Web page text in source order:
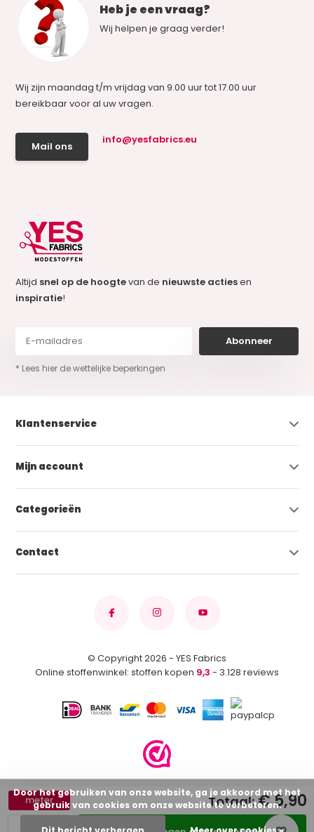
meter Totaal:€ 5,90
Heb je een vraag?
Wij helpen je graag verder!
Wij zijn maandag t/m vrijdag van 9.00 uur tot 17.00 uur
bereikbaar voor al uw vragen.
Mail ons
info@yesfabrics.eu
Altijd snel op de hoogtevan de nieuwste actiesen
inspiratie!
Abonneer
* Lees hier de wettelijke beperkingen
Klantenservice
Mijn account
Categorieën
Contact
© Copyright 2026 - YES Fabrics
Online stoffenwinkel: stoffen kopen 9,3 - 3.128 reviews
Door het gebruiken van onze website, ga je akkoord met het
gebruik van cookies om onze website te verbeteren.